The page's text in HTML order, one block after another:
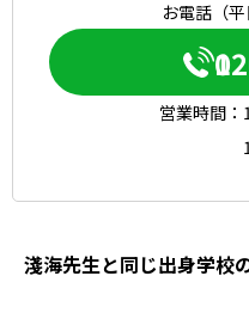
お電話（平
営業時間：
淺海先生と同じ出身学校